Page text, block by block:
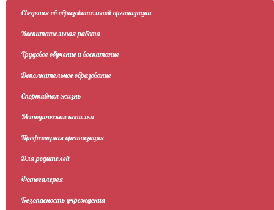
Сведения об образовательной организации
Воспитательная работа
Трудовое обучение и воспитание
Дополнительное образование
Спортивная жизнь
Методическая копилка
Профсоюзная организация
Для родителей
Фотогалерея
Безопасность учреждения